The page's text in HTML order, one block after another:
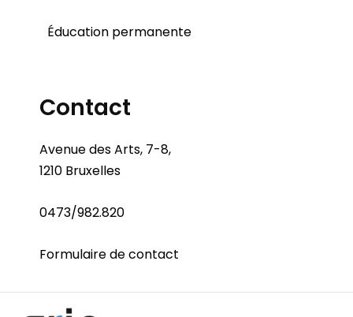
Éducation permanente
Contact
Avenue des Arts, 7-8,
1210 Bruxelles
0473/982.820
Formulaire de contact